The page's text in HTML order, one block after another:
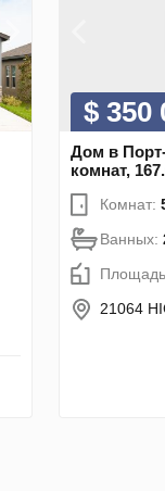
$ 350
Дом в
комнат,
Комнат:
Ванных:
21064